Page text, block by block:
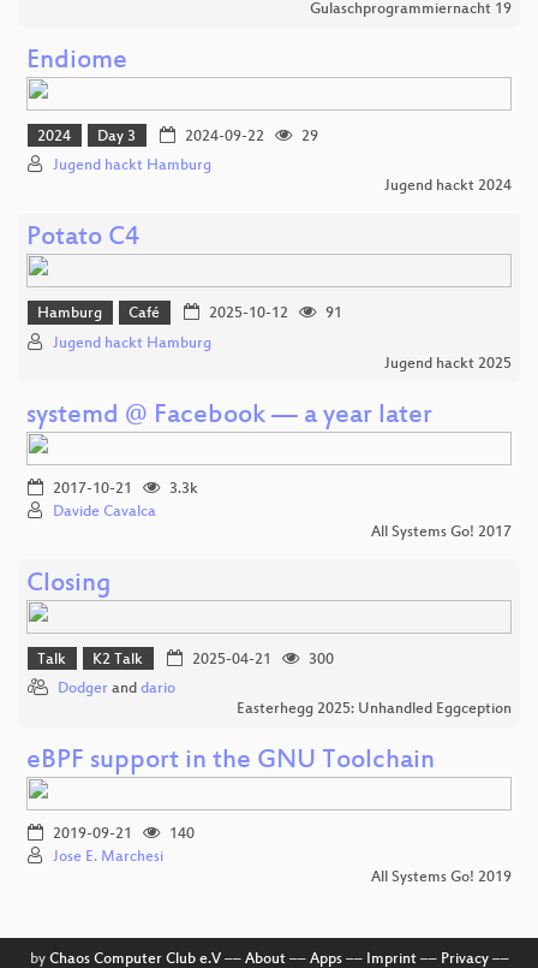
Gulaschprogrammiernacht 19
Endiome
2024 Day 3 2024-09-22
29
Jugend hackt Hamburg
Jugend hackt 2024
Potato C4
Hamburg Café 2025-10-12
91
Jugend hackt Hamburg
Jugend hackt 2025
systemd @ Facebook — a year later
2017-10-21
3.3k
Davide Cavalca
All Systems Go! 2017
Closing
Talk K2 Talk 2025-04-21
300
Dodger and dario
Easterhegg 2025: Unhandled Eggception
eBPF support in the GNU Toolchain
2019-09-21
140
Jose E. Marchesi
All Systems Go! 2019
by Chaos Computer Club e.V–– About–– Apps–– Imprint–– Privacy––